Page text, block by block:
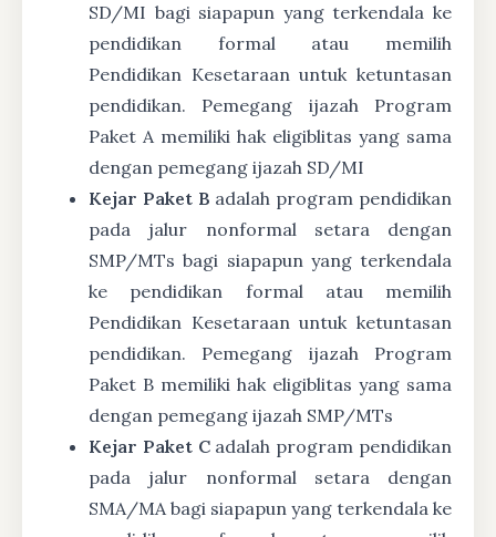
SD/MI bagi siapapun yang terkendala ke
pendidikan formal atau memilih
Pendidikan Kesetaraan untuk ketuntasan
pendidikan. Pemegang ijazah Program
Paket A memiliki hak eligiblitas yang sama
dengan pemegang ijazah SD/MI
Kejar Paket B adalah program pendidikan
pada jalur nonformal setara dengan
SMP/MTs bagi siapapun yang terkendala
ke pendidikan formal atau memilih
Pendidikan Kesetaraan untuk ketuntasan
pendidikan. Pemegang ijazah Program
Paket B memiliki hak eligiblitas yang sama
dengan pemegang ijazah SMP/MTs
Kejar Paket Cadalah program pendidikan
pada jalur nonformal setara dengan
SMA/MA bagi siapapun yang terkendala ke